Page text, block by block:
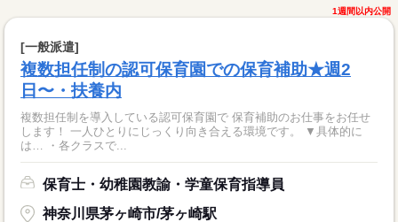
1週間以内公開
[一般派遣]
複数担任制の認可保育園での保育補助★週2
日〜・扶養内
複数担任制を導入している認可保育園で 保育補助のお仕事をお任せ
します！ 一人ひとりにじっくり向き合える環境です。 ▼具体的に
は… ・各クラスで...
保育士・幼稚園教諭・学童保育指導員
神奈川県茅ヶ崎市/茅ヶ崎駅